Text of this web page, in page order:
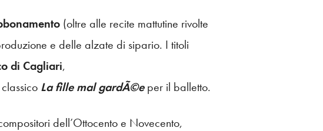
(oltre alle recite mattutine rivolte
e delle alzate di sipario. I titoli
di Cagliari,
La fille mal gardÃ©eper il balletto.
dell’Ottocento e Novecento,